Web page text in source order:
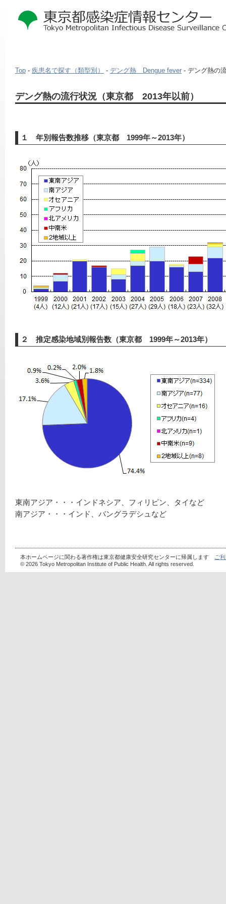
Top - 疾患名で探す（類型別） - デング熱 Dengue fever - デング熱の
本
文
か
ら
デング熱の流行状況（東京都 2013年以前）
１ 年別報告数推移（東京都 1999年～2013年）
２ 推定感染地域別報告数（東京都 1999年～2013年）
東南アジア・・・インドネシア、フィリピン、タイなど
南アジア・・・インド、バングラデシュなど
本ホームページに関わる著作権は東京都健康安全研究センターに帰属します
ご
© 2026 Tokyo Metropolitan Institute of Public Health. All rights reserved.